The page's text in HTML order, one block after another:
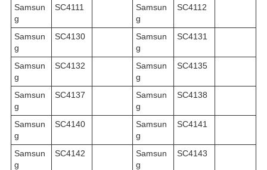
Samsun
g
SC4111
Samsun
g
SC4112
Samsun
g
SC4130
Samsun
g
SC4131
Samsun
g
SC4132
Samsun
g
SC4135
Samsun
g
SC4137
Samsun
g
SC4138
Samsun
g
SC4140
Samsun
g
SC4141
Samsun
g
SC4142
Samsun
g
SC4143